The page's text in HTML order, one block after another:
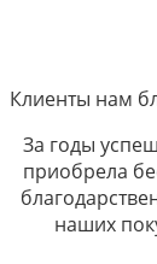
Клиенты нам
За годы
приобрела
наших